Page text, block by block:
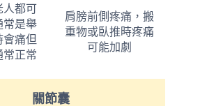
人都可
常是舉
痛但
常正常
肩膀前側疼痛，搬
重物或臥推時疼痛
可能加劇
關節囊